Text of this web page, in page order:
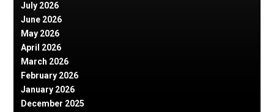
July 2026
June 2026
May 2026
April 2026
March 2026
February 2026
January 2026
December 2025